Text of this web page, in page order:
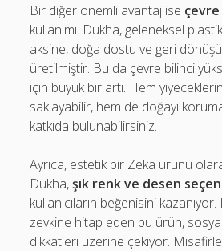
Bir diğer önemli avantaj ise
kullanımı. Dukha, geleneksel
aksine, doğa dostu ve geri
üretilmiştir. Bu da çevre bilinci
için büyük bir artı. Hem
saklayabilir, hem de doğayı
katkıda bulunabilirsiniz.
Ayrıca, estetik bir Zeka ürünü
Dukha,şık renk ve desen
kullanıcıların beğenisini
zevkine hitap eden bu ürün,
dikkatleri üzerine çekiyor.